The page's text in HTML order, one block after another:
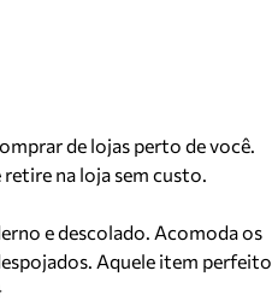
de lojas perto de você.
retire na loja sem custo.
e descolado. Acomoda os
Aquele item perfeito